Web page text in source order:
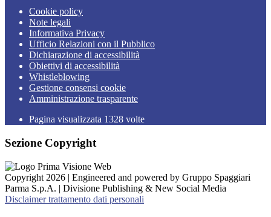
Cookie policy
Note legali
Informativa Privacy
Ufficio Relazioni con il Pubblico
Dichiarazione di accessibilità
Obiettivi di accessibilità
Whistleblowing
Gestione consensi cookie
Amministrazione trasparente
Pagina visualizzata 1328 volte
Sezione Copyright
Copyright 2026 | Engineered and powered by Gruppo Spaggiari
Parma S.p.A. | Divisione Publishing & New Social Media
Disclaimer trattamento dati personali